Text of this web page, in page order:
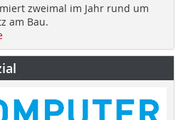
zweimal im Jahr rund um
am Bau.